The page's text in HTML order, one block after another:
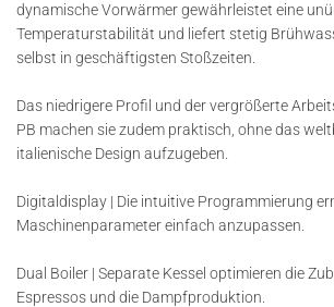
dynamische Vorwärmer gewährleistet eine
Temperaturstabilität und liefert stetig
selbst in geschäftigsten Stoßzeiten.
Das niedrigere Profil und der vergrößerte
PB machen sie zudem praktisch, ohne das
italienische Design aufzugeben.
Digitaldisplay | Die intuitive Programmierung
Maschinenparameter einfach anzupassen.
Dual Boiler | Separate Kessel optimieren die
Espressos und die Dampfproduktion.